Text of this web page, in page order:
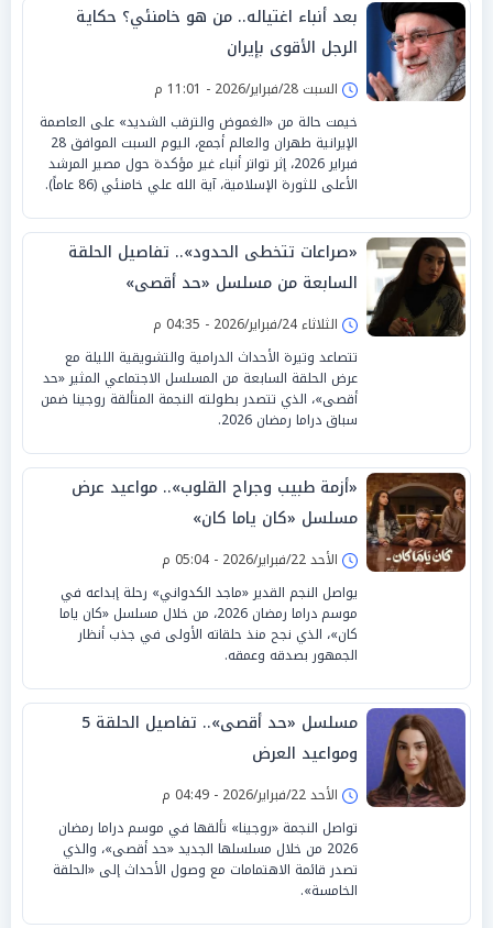
بعد أنباء اغتياله.. من هو خامنئي؟ حكاية
الرجل الأقوى بإيران
السبت 28/فبراير/2026 - 11:01 م
خيمت حالة من «الغموض والترقب الشديد» على العاصمة
الإيرانية طهران والعالم أجمع، اليوم السبت الموافق 28
فبراير 2026، إثر تواتر أنباء غير مؤكدة حول مصير المرشد
الأعلى للثورة الإسلامية، آية الله علي خامنئي (86 عاماً).
«صراعات تتخطى الحدود».. تفاصيل الحلقة
السابعة من مسلسل «حد أقصى»
الثلاثاء 24/فبراير/2026 - 04:35 م
تتصاعد وتيرة الأحداث الدرامية والتشويقية الليلة مع
عرض الحلقة السابعة من المسلسل الاجتماعي المثير «حد
أقصى»، الذي تتصدر بطولته النجمة المتألقة روجينا ضمن
سباق دراما رمضان 2026.
«أزمة طبيب وجراح القلوب».. مواعيد عرض
مسلسل «كان ياما كان»
الأحد 22/فبراير/2026 - 05:04 م
يواصل النجم القدير «ماجد الكدواني» رحلة إبداعه في
موسم دراما رمضان 2026، من خلال مسلسل «كان ياما
كان»، الذي نجح منذ حلقاته الأولى في جذب أنظار
الجمهور بصدقه وعمقه.
مسلسل «حد أقصى».. تفاصيل الحلقة 5
ومواعيد العرض
الأحد 22/فبراير/2026 - 04:49 م
تواصل النجمة «روجينا» تألقها في موسم دراما رمضان
2026 من خلال مسلسلها الجديد «حد أقصى»، والذي
تصدر قائمة الاهتمامات مع وصول الأحداث إلى «الحلقة
الخامسة».